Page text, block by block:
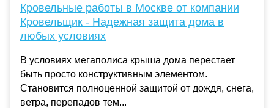
Кровельные работы в Москве от компании
Кровельщик - Надежная защита дома в
любых условиях
В условиях мегаполиса крыша дома перестает
быть просто конструктивным элементом.
Становится полноценной защитой от дождя, снега,
ветра, перепадов тем...